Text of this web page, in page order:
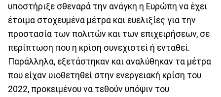
υποστήριξε σθεναρά την ανάγκη η Ευρώπη να έχει
έτοιμα στοχευμένα μέτρα και ευελιξίες για την
προστασία των πολιτών και των επιχειρήσεων, σε
περίπτωση που η κρίση συνεχιστεί ή ενταθεί.
Παράλληλα, εξετάστηκαν και αναλύθηκαν τα μέτρα
που είχαν υιοθετηθεί στην ενεργειακή κρίση του
2022, προκειμένου να τεθούν υπόψιν του